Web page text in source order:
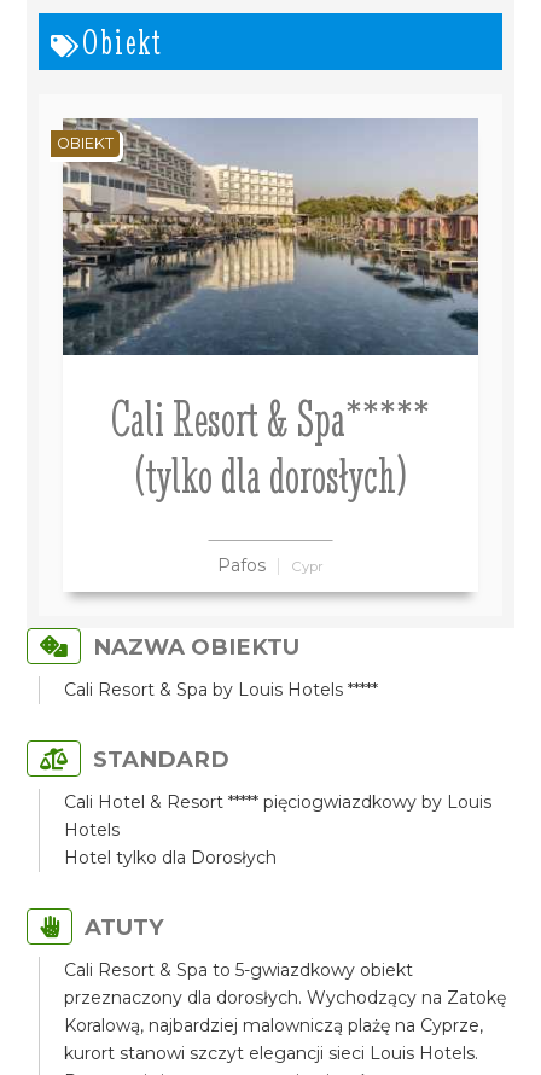
Obiekt
Cali Resort & Spa*****
(tylko dla dorosłych)
Pafos Cypr
OBIEKT
NAZWA OBIEKTU
Cali Resort & Spa by Louis Hotels *****
STANDARD
Cali Hotel & Resort ***** pięciogwiazdkowy by Louis
Hotels
Hotel tylko dla Dorosłych
ATUTY
Cali Resort & Spa to 5-gwiazdkowy obiekt
przeznaczony dla dorosłych. Wychodzący na Zatokę
Koralową, najbardziej malowniczą plażę na Cyprze,
kurort stanowi szczyt elegancji sieci Louis Hotels.